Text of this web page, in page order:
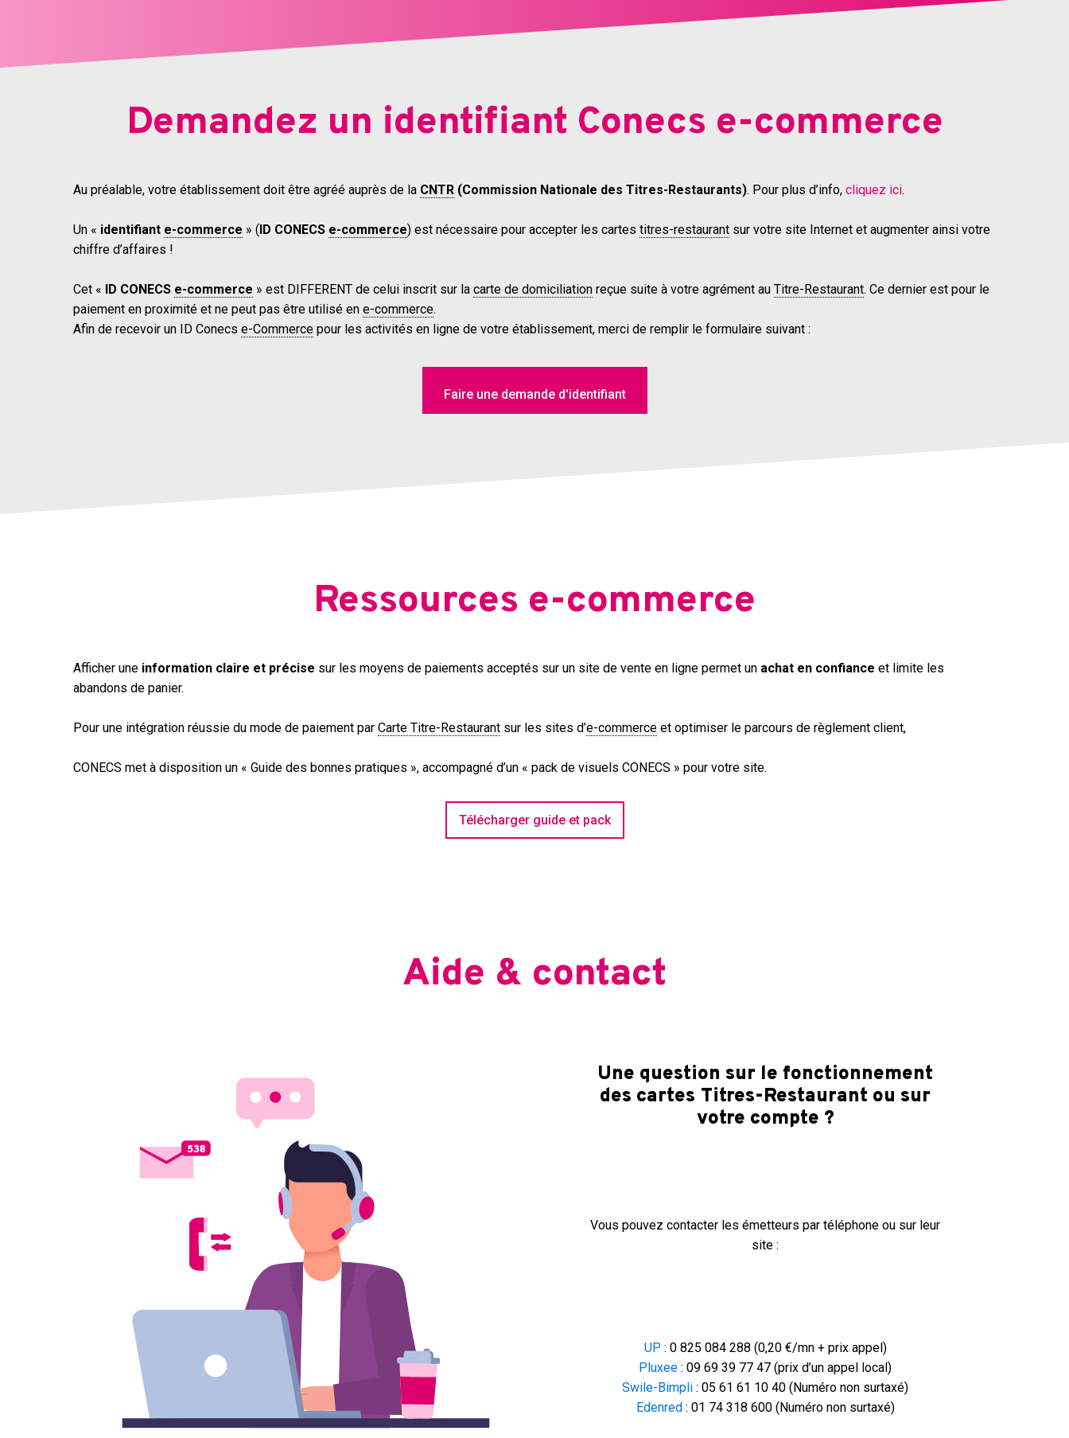
Demandez un identifiant Conecs e-commerce
Au préalable, votre établissement doit être agréé auprès de la CNTR (Commission Nationale des Titres-Restaurants). Pour plus d’info, cliquez ici.
Un « identifiant e-commerce » ( ID CONECS e-commerce) est nécessaire pour accepter les cartes titres-restaurant sur votre site Internet et augmenter ainsi votre
chiffre d’affaires !
Cet « ID CONECS e-commerce » est DIFFERENT de celui inscrit sur la carte de domiciliation reçue suite à votre agrément au Titre-Restaurant. Ce dernier est pour le
paiement en proximité et ne peut pas être utilisé en e-commerce.
Afin de recevoir un ID Conecs e-Commerce pour les activités en ligne de votre établissement, merci de remplir le formulaire suivant :
Faire une demande d'identifiant
Ressources e-commerce
Afficher une information claire et précise sur les moyens de paiements acceptés sur un site de vente en ligne permet un achat en confiance et limite les
abandons de panier.
Pour une intégration réussie du mode de paiement par Carte Titre-Restaurant sur les sites d’e-commerce et optimiser le parcours de règlement client,
CONECS met à disposition un « Guide des bonnes pratiques », accompagné d’un « pack de visuels CONECS » pour votre site.
Télécharger guide et pack
Aide & contact
Une question sur le fonctionnement
des cartes Titres-Restaurant ou sur
votre compte ?
Vous pouvez contacter les émetteurs par téléphone ou sur leur
site :
UP : 0 825 084 288 (0,20 €/mn + prix appel)
Pluxee : 09 69 39 77 47 (prix d’un appel local)
Swile-Bimpli : 05 61 61 10 40 (Numéro non surtaxé)
Edenred : 01 74 318 600 (Numéro non surtaxé)